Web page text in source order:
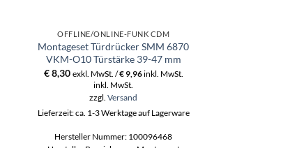
OFFLINE/ONLINE-FUNK CDM
Montageset Türdrücker SMM 6870
VKM-O10 Türstärke 39-47 mm
€8,30 exkl. MwSt. /€9,96inkl. MwSt.
inkl. MwSt.
zzgl.Versand
Lieferzeit: ca. 1-3 Werktage auf Lagerware
Hersteller Nummer: 100096468